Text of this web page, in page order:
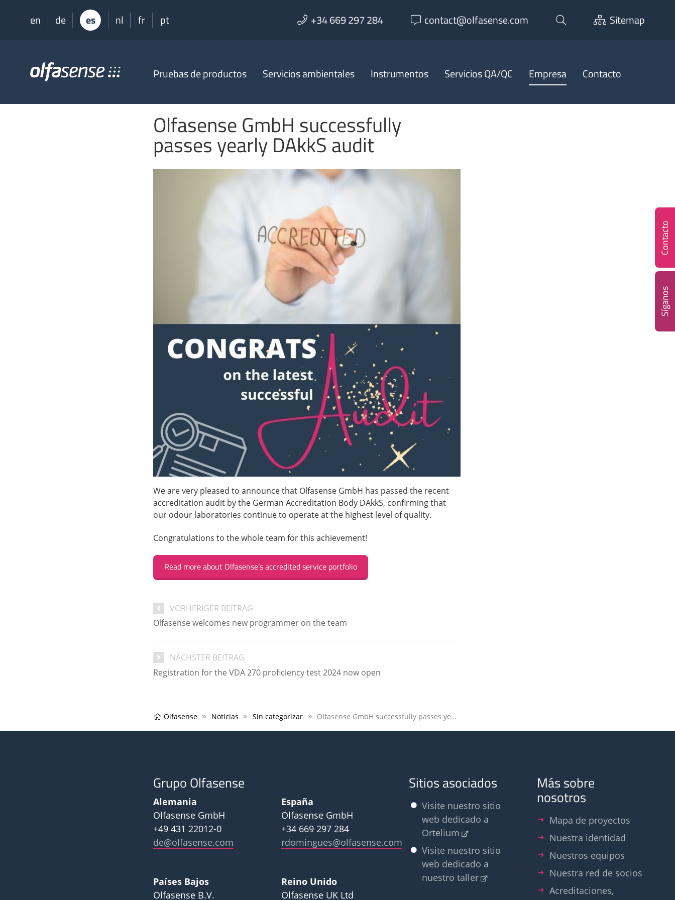
en de es nl fr pt +34 669 297 284 contact@olfasense.com Sitemap
Olfasense
Knowledge
Pruebas de productos Servicios ambientales Instrumentos Servicios QA/QC Empresa Contacto
Olfasense GmbH successfully
passes yearly DAkkS audit
We are very pleased to announce that Olfasense GmbH has passed the recent
accreditation audit by the German Accreditation Body DAkkS, confirming that
our odour laboratories continue to operate at the highest level of quality.
Congratulations to the whole team for this achievement!
Read more about Olfasense’s accredited service portfolio
VORHERIGER BEITRAG
Olfasense welcomes new programmer on the team
NÄCHSTER BEITRAG
Registration for the VDA 270 proficiency test 2024 now open
Olfasense Noticias Sin categorizar Olfasense GmbH successfully passes yearly DAkkS audit
Grupo Olfasense
Alemania
Olfasense GmbH
+49 431 22012-0
de@olfasense.com
España
Olfasense GmbH
+34 669 297 284
rdomingues@olfasense.com
Países Bajos
Olfasense B.V.
Reino Unido
Olfasense UK Ltd
Sitios asociados
Visite nuestro sitio
web dedicado a
Ortelium
Visite nuestro sitio
web dedicado a
nuestro taller
Más sobre
nosotros
Mapa de proyectos
Nuestra identidad
Nuestros equipos
Nuestra red de socios
Acreditaciones,
Contacto
Síganos